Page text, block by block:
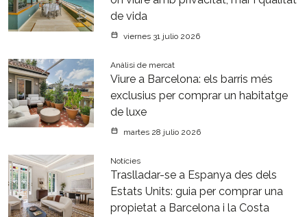
de vida
viernes 31 julio 2026
Anàlisi de mercat
Viure a Barcelona: els barris més
exclusius per comprar un habitatge
de luxe
martes 28 julio 2026
Notícies
Traslladar-se a Espanya des dels
Estats Units: guia per comprar una
propietat a Barcelona i la Costa